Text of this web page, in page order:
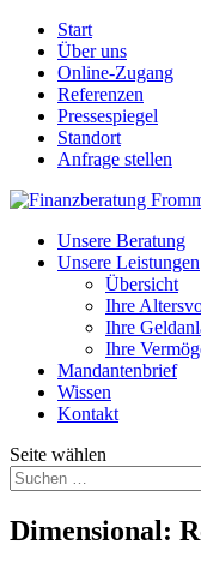
Start
Über uns
Online-Zugang
Referenzen
Pressespiegel
Standort
Anfrage stellen
Unsere Beratung
Unsere Leistungen
Übersicht
Ihre
Ihre
Ihre
Mandantenbrief
Wissen
Kontakt
Seite wählen
Dimensional: